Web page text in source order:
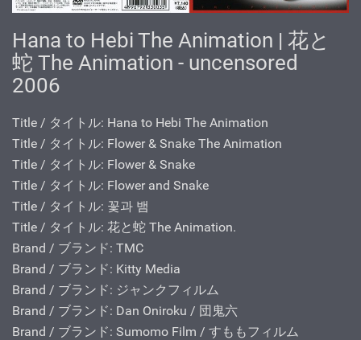
Hana to Hebi The Animation | 花と
蛇 The Animation - uncensored
2006
Title / タイトル: Hana to Hebi The Animation
Title / タイトル: Flower & Snake The Animation
Title / タイトル: Flower & Snake
Title / タイトル: Flower and Snake
Title / タイトル: 꽃과 뱀
Title / タイトル: 花と蛇 The Animation.
Brand / ブランド: TMC
Brand / ブランド: Kitty Media
Brand / ブランド: ジャンクフィルム
Brand / ブランド: Dan Oniroku / 団鬼六
Brand / ブランド: Sumomo Film / すももフィルム